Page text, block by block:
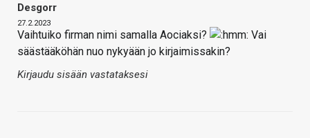
Desgorr
27.2.2023
Vaihtuiko firman nimi samalla Aociaksi?
Vai
säästääköhän nuo nykyään jo kirjaimissakin?
Kirjaudu sisään vastataksesi